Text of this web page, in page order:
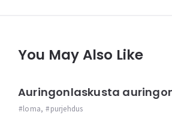
You May Also Like
Auringonlaskusta
loma, purjehdus